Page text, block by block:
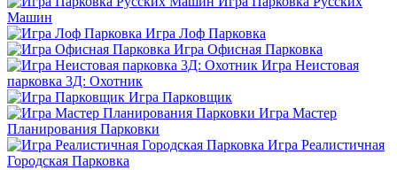
Машин
Игра Лоф Парковка
Игра Офисная Парковка
Игра Неистовая
парковка 3Д: Охотник
Игра Парковщик
Игра Мастер
Планирования Парковки
Игра Реалистичная
Городская Парковка